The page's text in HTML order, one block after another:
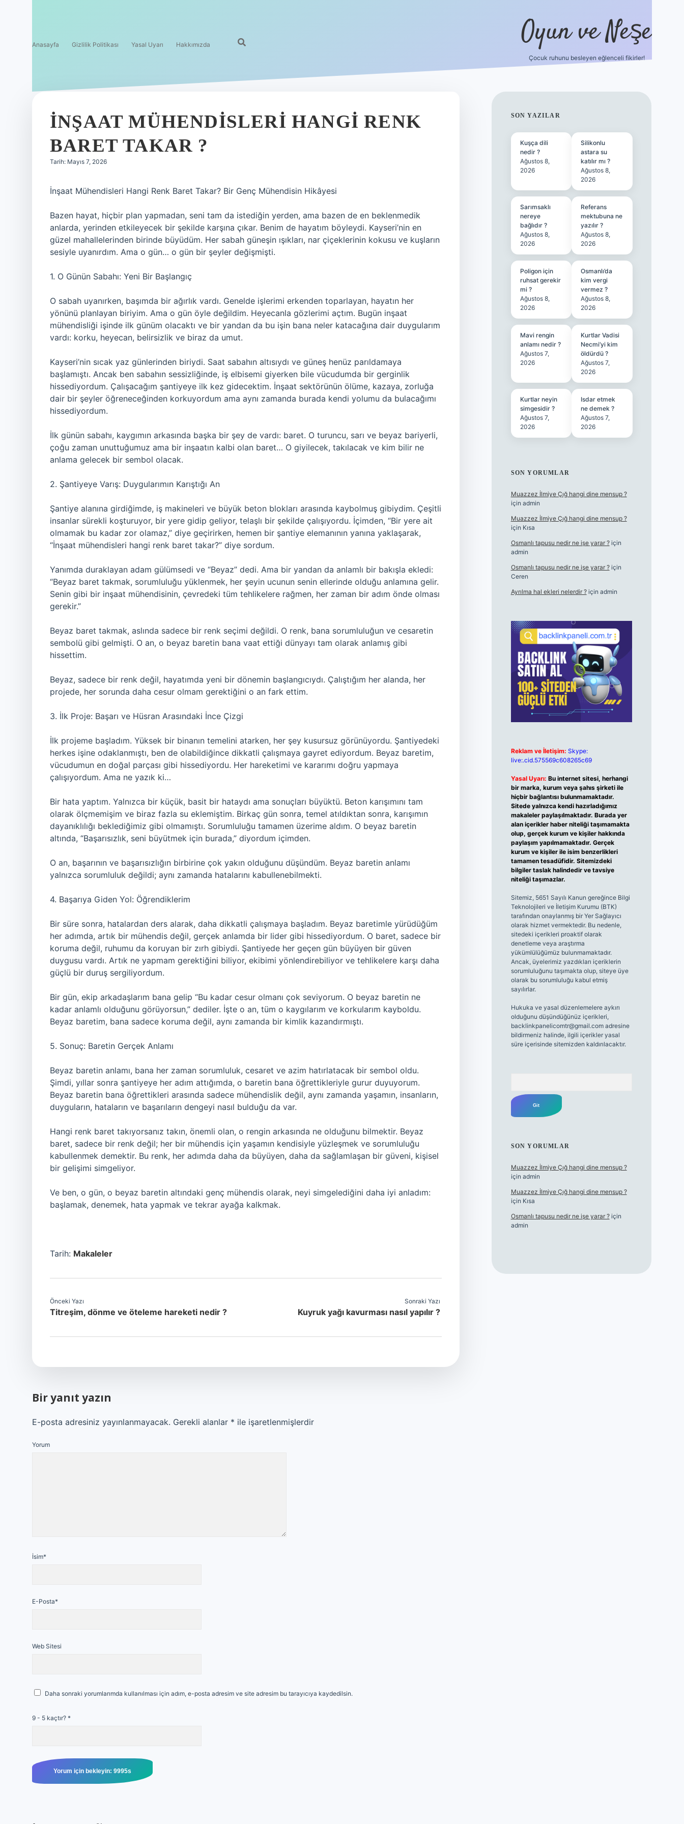
Anasayfa Gizlilik Politikası Yasal Uyarı Hakkımızda Oyun ve Neşe
Çocuk ruhunu besleyen eğlenceli fikirler!
İNŞAAT MÜHENDISLERI HANGI RENK
BARET TAKAR ?
Tarih: Mayıs 7, 2026
İnşaat Mühendisleri Hangi Renk Baret Takar? Bir Genç Mühendisin Hikâyesi
Bazen hayat, hiçbir plan yapmadan, seni tam da istediğin yerden, ama bazen de en beklenmedik
anlarda, yerinden etkileyecek bir şekilde karşına çıkar. Benim de hayatım böyleydi. Kayseri’nin en
güzel mahallelerinden birinde büyüdüm. Her sabah güneşin ışıkları, nar çiçeklerinin kokusu ve kuşların
sesiyle uyanırdım. Ama o gün… o gün bir şeyler değişmişti.
1. O Günün Sabahı: Yeni Bir Başlangıç
O sabah uyanırken, başımda bir ağırlık vardı. Genelde işlerimi erkenden toparlayan, hayatın her
yönünü planlayan biriyim. Ama o gün öyle değildim. Heyecanla gözlerimi açtım. Bugün inşaat
mühendisliği işinde ilk günüm olacaktı ve bir yandan da bu işin bana neler katacağına dair duygularım
vardı: korku, heyecan, belirsizlik ve biraz da umut.
Kayseri’nin sıcak yaz günlerinden biriydi. Saat sabahın altısıydı ve güneş henüz parıldamaya
başlamıştı. Ancak ben sabahın sessizliğinde, iş elbisemi giyerken bile vücudumda bir gerginlik
hissediyordum. Çalışacağım şantiyeye ilk kez gidecektim. İnşaat sektörünün ölüme, kazaya, zorluğa
dair bir şeyler öğreneceğinden korkuyordum ama aynı zamanda burada kendi yolumu da bulacağımı
hissediyordum.
İlk günün sabahı, kaygımın arkasında başka bir şey de vardı: baret. O turuncu, sarı ve beyaz bariyerli,
çoğu zaman unuttuğumuz ama bir inşaatın kalbi olan baret… O giyilecek, takılacak ve kim bilir ne
anlama gelecek bir sembol olacak.
2. Şantiyeye Varış: Duygularımın Karıştığı An
Şantiye alanına girdiğimde, iş makineleri ve büyük beton blokları arasında kaybolmuş gibiydim. Çeşitli
insanlar sürekli koşturuyor, bir yere gidip geliyor, telaşlı bir şekilde çalışıyordu. İçimden, “Bir yere ait
olmamak bu kadar zor olamaz,” diye geçirirken, hemen bir şantiye elemanının yanına yaklaşarak,
“İnşaat mühendisleri hangi renk baret takar?” diye sordum.
Yanımda duraklayan adam gülümsedi ve “Beyaz” dedi. Ama bir yandan da anlamlı bir bakışla ekledi:
“Beyaz baret takmak, sorumluluğu yüklenmek, her şeyin ucunun senin ellerinde olduğu anlamına gelir.
Senin gibi bir inşaat mühendisinin, çevredeki tüm tehlikelere rağmen, her zaman bir adım önde olması
gerekir.”
Beyaz baret takmak, aslında sadece bir renk seçimi değildi. O renk, bana sorumluluğun ve cesaretin
sembolü gibi gelmişti. O an, o beyaz baretin bana vaat ettiği dünyayı tam olarak anlamış gibi
hissettim.
Beyaz, sadece bir renk değil, hayatımda yeni bir dönemin başlangıcıydı. Çalıştığım her alanda, her
projede, her sorunda daha cesur olmam gerektiğini o an fark ettim.
3. İlk Proje: Başarı ve Hüsran Arasındaki İnce Çizgi
İlk projeme başladım. Yüksek bir binanın temelini atarken, her şey kusursuz görünüyordu. Şantiyedeki
herkes işine odaklanmıştı, ben de olabildiğince dikkatli çalışmaya gayret ediyordum. Beyaz baretim,
vücudumun en doğal parçası gibi hissediyordu. Her hareketimi ve kararımı doğru yapmaya
çalışıyordum. Ama ne yazık ki…
Bir hata yaptım. Yalnızca bir küçük, basit bir hataydı ama sonuçları büyüktü. Beton karışımını tam
olarak ölçmemişim ve biraz fazla su eklemiştim. Birkaç gün sonra, temel atıldıktan sonra, karışımın
dayanıklılığı beklediğimiz gibi olmamıştı. Sorumluluğu tamamen üzerime aldım. O beyaz baretin
altında, “Başarısızlık, seni büyütmek için burada,” diyordum içimden.
O an, başarının ve başarısızlığın birbirine çok yakın olduğunu düşündüm. Beyaz baretin anlamı
yalnızca sorumluluk değildi; aynı zamanda hatalarını kabullenebilmekti.
4. Başarıya Giden Yol: Öğrendiklerim
Bir süre sonra, hatalardan ders alarak, daha dikkatli çalışmaya başladım. Beyaz baretimle yürüdüğüm
her adımda, artık bir mühendis değil, gerçek anlamda bir lider gibi hissediyordum. O baret, sadece bir
koruma değil, ruhumu da koruyan bir zırh gibiydi. Şantiyede her geçen gün büyüyen bir güven
duygusu vardı. Artık ne yapmam gerektiğini biliyor, ekibimi yönlendirebiliyor ve tehlikelere karşı daha
güçlü bir duruş sergiliyordum.
Bir gün, ekip arkadaşlarım bana gelip “Bu kadar cesur olmanı çok seviyorum. O beyaz baretin ne
kadar anlamlı olduğunu görüyorsun,” dediler. İşte o an, tüm o kaygılarım ve korkularım kayboldu.
Beyaz baretim, bana sadece koruma değil, aynı zamanda bir kimlik kazandırmıştı.
5. Sonuç: Baretin Gerçek Anlamı
Beyaz baretin anlamı, bana her zaman sorumluluk, cesaret ve azim hatırlatacak bir sembol oldu.
Şimdi, yıllar sonra şantiyeye her adım attığımda, o baretin bana öğrettikleriyle gurur duyuyorum.
Beyaz baretin bana öğrettikleri arasında sadece mühendislik değil, aynı zamanda yaşamın, insanların,
duyguların, hataların ve başarıların dengeyi nasıl bulduğu da var.
Hangi renk baret takıyorsanız takın, önemli olan, o rengin arkasında ne olduğunu bilmektir. Beyaz
baret, sadece bir renk değil; her bir mühendis için yaşamın kendisiyle yüzleşmek ve sorumluluğu
kabullenmek demektir. Bu renk, her adımda daha da büyüyen, daha da sağlamlaşan bir güveni, kişisel
bir gelişimi simgeliyor.
Ve ben, o gün, o beyaz baretin altındaki genç mühendis olarak, neyi simgelediğini daha iyi anladım:
başlamak, denemek, hata yapmak ve tekrar ayağa kalkmak.
Tarih: Makaleler
Önceki Yazı
Titreşim, dönme ve öteleme hareketi nedir ?
Sonraki Yazı
Kuyruk yağı kavurması nasıl yapılır ?
Bir yanıt yazın
E-posta adresiniz yayınlanmayacak. Gerekli alanlar * ile işaretlenmişlerdir
Yorum
İsim*
E-Posta*
Web Sitesi
Daha sonraki yorumlarımda kullanılması için adım, e-posta adresim ve site adresim bu tarayıcıya kaydedilsin.
9 - 5 kaçtır? *
SIDEBAR
SON YAZILAR
Kuşça dili
nedir ?
Ağustos 8,
2026
Silikonlu
astara su
katılır mı ?
Ağustos 8,
2026
Sarımsaklı
nereye
bağlıdır ?
Ağustos 8,
2026
Referans
mektubuna ne
yazılır ?
Ağustos 8,
2026
Poligon için
ruhsat gerekir
mi ?
Ağustos 8,
2026
Osmanlı’da
kim vergi
vermez ?
Ağustos 8,
2026
Mavi rengin
anlamı nedir ?
Ağustos 7,
2026
Kurtlar Vadisi
Necmi’yi kim
öldürdü ?
Ağustos 7,
2026
Kurtlar neyin
simgesidir ?
Ağustos 7,
2026
Isdar etmek
ne demek ?
Ağustos 7,
2026
SON YORUMLAR
Muazzez İlmiye Çığ hangi dine mensup ?
için admin
Muazzez İlmiye Çığ hangi dine mensup ?
için Kısa
Osmanlı tapusu nedir ne işe yarar ?için
admin
Osmanlı tapusu nedir ne işe yarar ?için
Ceren
Ayrılma hal ekleri nelerdir ?için admin
Reklam ve İletişim: Skype:
live:.cid.575569c608265c69
Yasal Uyarı: Bu internet sitesi, herhangi
bir marka, kurum veya şahıs şirketi ile
hiçbir bağlantısı bulunmamaktadır.
Sitede yalnızca kendi hazırladığımız
makaleler paylaşılmaktadır. Burada yer
alan içerikler haber niteliği taşımamakta
olup, gerçek kurum ve kişiler hakkında
paylaşım yapılmamaktadır. Gerçek
kurum ve kişiler ile isim benzerlikleri
tamamen tesadüfidir. Sitemizdeki
bilgiler taslak halindedir ve tavsiye
niteliği taşımazlar.
Sitemiz, 5651 Sayılı Kanun gereğince Bilgi
Teknolojileri ve İletişim Kurumu (BTK)
tarafından onaylanmış bir Yer Sağlayıcı
olarak hizmet vermektedir. Bu nedenle,
sitedeki içerikleri proaktif olarak
denetleme veya araştırma
yükümlülüğümüz bulunmamaktadır.
Ancak, üyelerimiz yazdıkları içeriklerin
sorumluluğunu taşımakta olup, siteye üye
olarak bu sorumluluğu kabul etmiş
sayılırlar.
Hukuka ve yasal düzenlemelere aykırı
olduğunu düşündüğünüz içerikleri,
backlinkpanelicomtr@gmail.comadresine
bildirmeniz halinde, ilgili içerikler yasal
süre içerisinde sitemizden kaldırılacaktır.
SON YORUMLAR
Muazzez İlmiye Çığ hangi dine mensup ?
için admin
Muazzez İlmiye Çığ hangi dine mensup ?
için Kısa
Osmanlı tapusu nedir ne işe yarar ?için
admin
vdcasino güncel giriş ilbet yeni giriş